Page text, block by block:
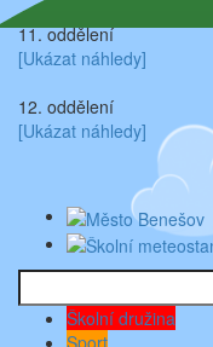
11. oddělení
[Ukázat náhledy]
12. oddělení
[Ukázat náhledy]
Hledat
Školní družina
Sport